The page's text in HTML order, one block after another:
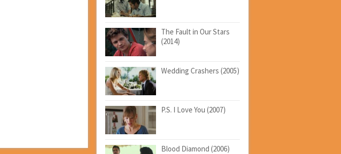
The Fault in Our Stars
(2014)
Wedding Crashers (2005)
P.S. I Love You (2007)
Blood Diamond (2006)